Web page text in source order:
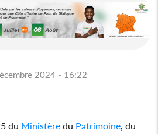
2024 - 16:22
du Ministère du Patrimoine, du